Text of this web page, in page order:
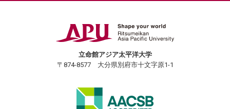
立命館アジア太平洋大学
〒874-8577 大分県別府市十文字原1-1